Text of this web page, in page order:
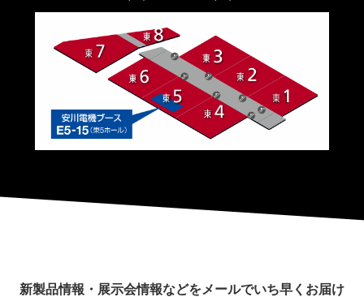
新製品情報・展示会情報などをメールでいち早くお届け